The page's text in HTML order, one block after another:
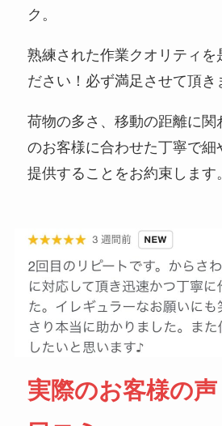
ク。
熟練された作業クオリティを
ださい！必ず満足させて頂き
荷物の多さ、移動の距離に関
のお客様に合わせた丁寧で細
提供することをお約束します
実際のお客様の